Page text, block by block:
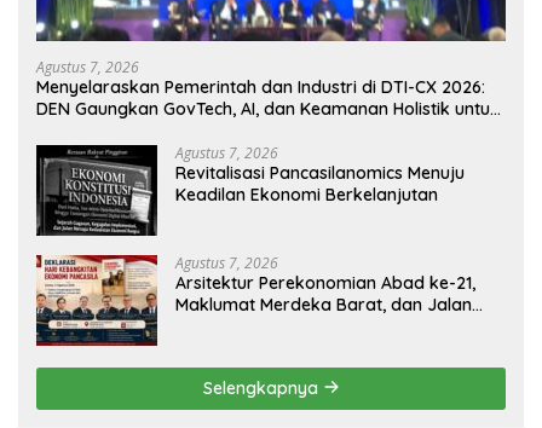
Agustus 7, 2026
Menyelaraskan Pemerintah dan Industri di DTI-CX 2026:
DEN Gaungkan GovTech, AI, dan Keamanan Holistik untuk
Agustus 7, 2026
Revitalisasi Pancasilanomics Menuju
Keadilan Ekonomi Berkelanjutan
Agustus 7, 2026
Arsitektur Perekonomian Abad ke-21,
Maklumat Merdeka Barat, dan Jalan
Selengkapnya